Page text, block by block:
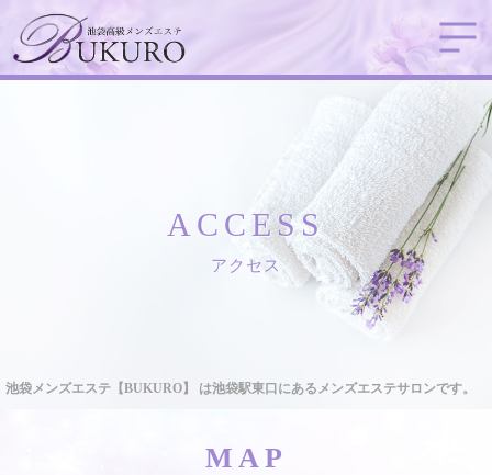
ACCESS
アクセス
池袋メンズエステ【BUKURO】 は池袋駅東口にあるメンズエステサロンです。
MAP